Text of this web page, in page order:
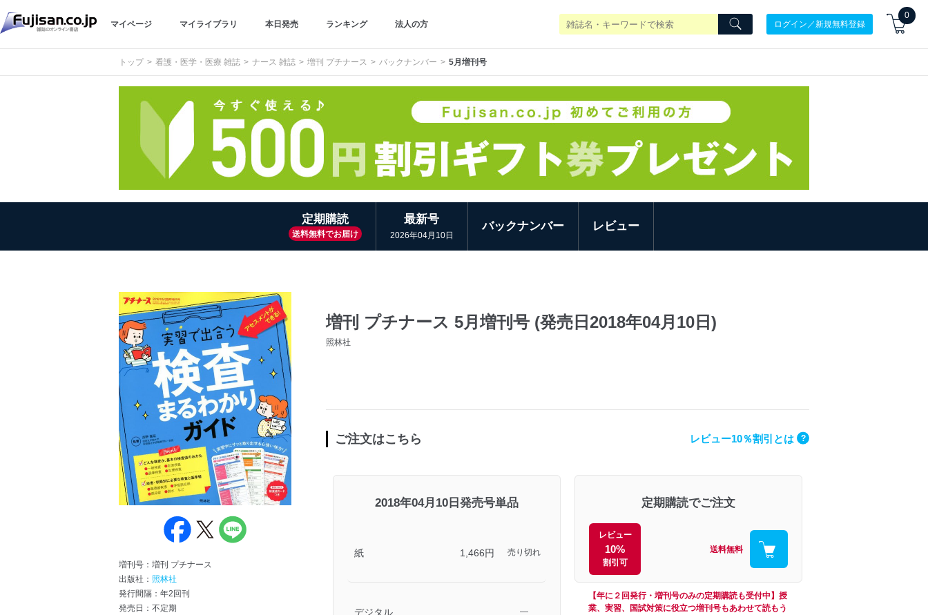
マイページ マイライブラリ 本日発売 ランキング 法人の方 ログイン／新規無料登録
0
トップ 看護・医学・医療 雑誌 ナース 雑誌 増刊 プチナース バックナンバー 5月増刊号
定期購読
送料無料でお届け
最新号
2026年04月10日
バックナンバー レビュー
増刊号：増刊 プチナース
出版社： 照林社
発行間隔：年2回刊
発売日：不定期
増刊 プチナース 5月増刊号 (発売日2018年04月10日)
照林社
ご注文はこちら レビュー10％割引とは ?
2018年04月10日発売号単品
紙 1,466円 売り切れ
デジタル ―
定期購読でご注文
レビュー
10%
割引可
送料無料
【年に２回発行・増刊号のみの定期購読も受付中】授
業、実習、国試対策に役立つ増刊号もあわせて読もう